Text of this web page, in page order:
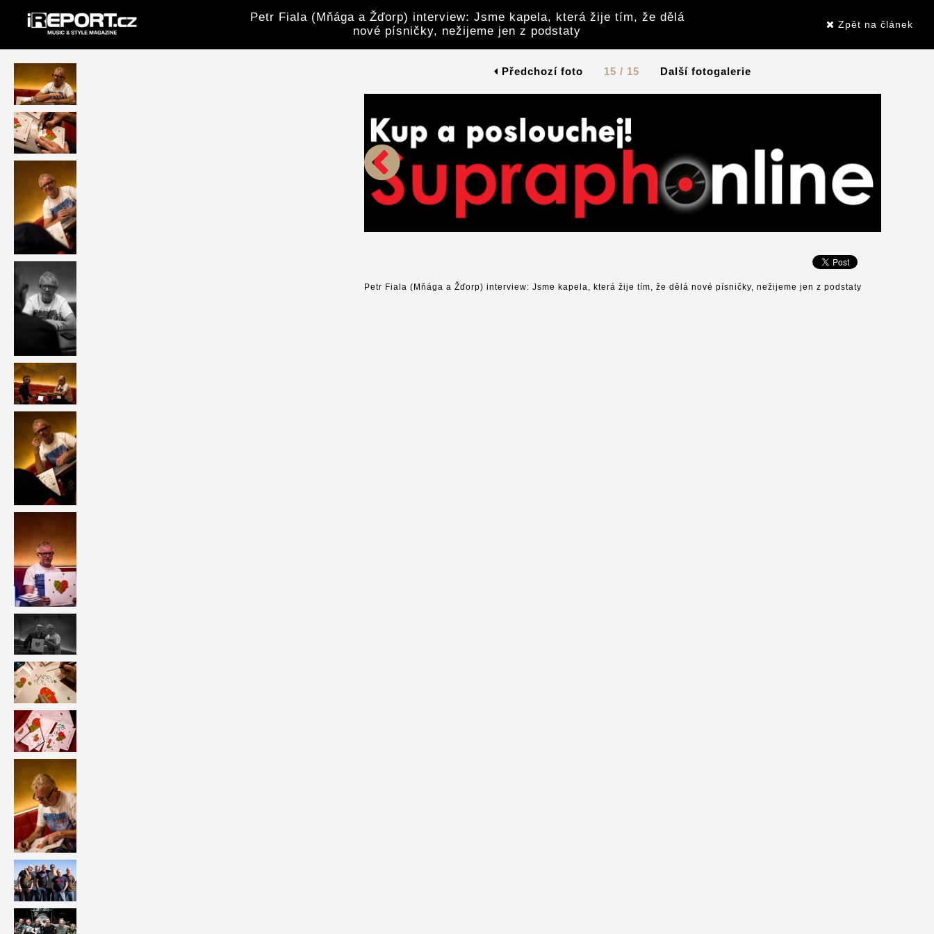
Petr Fiala (Mňága a Žďorp) interview: Jsme kapela, která žije tím, že dělá
nové písničky, nežijeme jen z podstaty
Zpět na článek
Předchozí foto 15 / 15 Další fotogalerie
Petr Fiala (Mňága a Žďorp) interview: Jsme kapela, která žije tím, že dělá nové písničky, nežijeme jen z podstaty